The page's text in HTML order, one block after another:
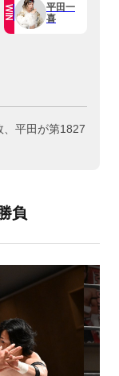
WIN
平田一
喜
平田が第1827
負